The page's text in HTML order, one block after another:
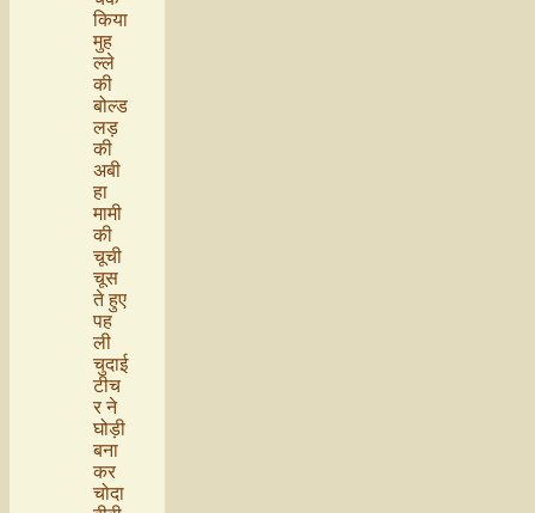
किया
मुह
ल्ले
की
बोल्ड
लड़
की
अबी
हा
मामी
की
चूची
चूस
ते हुए
पह
ली
चुदाई
टीच
र ने
घोड़ी
बना
कर
चोदा